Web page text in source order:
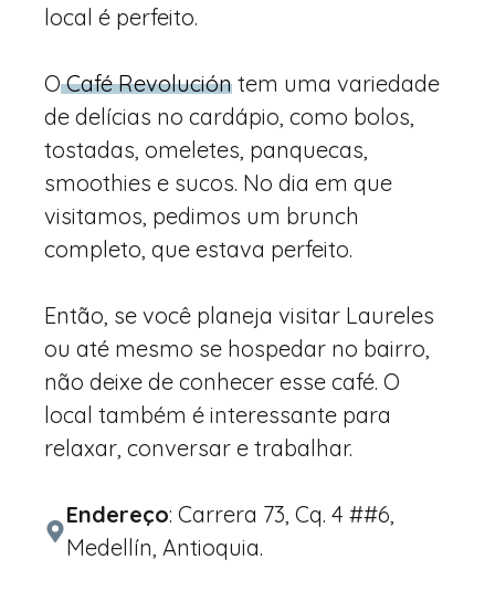
local é perfeito.
OCafé Revolución tem uma variedade
de delícias no cardápio, como bolos,
tostadas, omeletes, panquecas,
smoothies e sucos. No dia em que
visitamos, pedimos um brunch
completo, que estava perfeito.
Então, se você planeja visitar Laureles
ou até mesmo se hospedar no bairro,
não deixe de conhecer esse café. O
local também é interessante para
relaxar, conversar e trabalhar.
Endereço: Carrera 73, Cq. 4 ##6,
Medellín, Antioquia.